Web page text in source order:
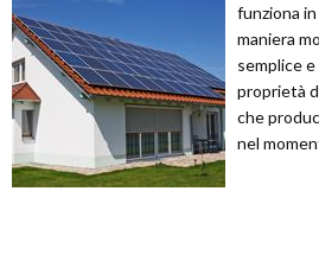
funziona in
maniera
semplice
proprietà
che
nel